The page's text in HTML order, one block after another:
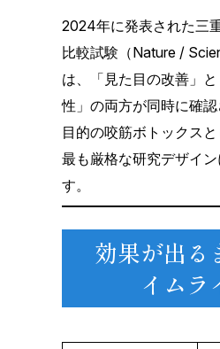
2024年に発表された三
比較試験（Nature /
は、「見た目の改善」
性」の両方が同時に確
目的の咬筋ボトックス
最も厳格な研究デザイ
す。
効果が出る
イムラ